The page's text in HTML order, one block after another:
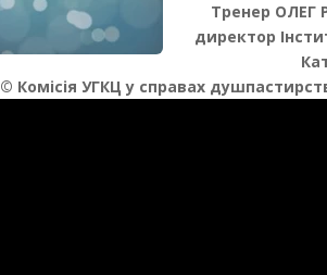
Тренер ОЛЕГ
директор
© Комісія УГКЦ у справах